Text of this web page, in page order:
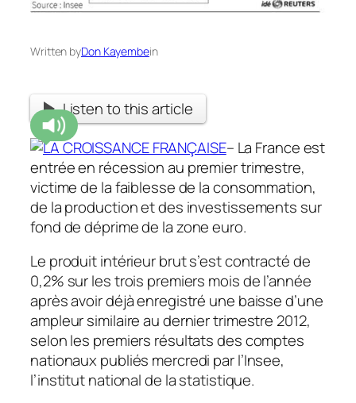
Written byDon Kayembein
Listen to this article
– La France est
entrée en récession au premier trimestre,
victime de la faiblesse de la consommation,
de la production et des investissements sur
fond de déprime de la zone euro.
Le produit intérieur brut s’est contracté de
0,2% sur les trois premiers mois de l’année
après avoir déjà enregistré une baisse d’une
ampleur similaire au dernier trimestre 2012,
selon les premiers résultats des comptes
nationaux publiés mercredi par l’Insee,
l’institut national de la statistique.